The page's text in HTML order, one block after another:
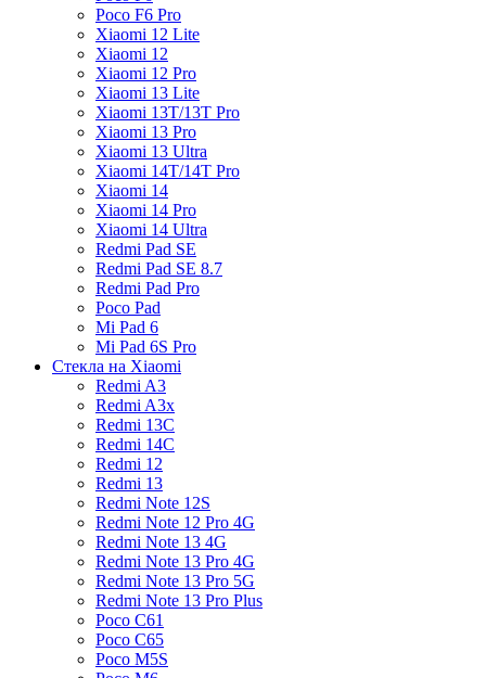
Poco F6 Pro
Xiaomi 12 Lite
Xiaomi 12
Xiaomi 12 Pro
Xiaomi 13 Lite
Xiaomi 13T/13T Pro
Xiaomi 13 Pro
Xiaomi 13 Ultra
Xiaomi 14T/14T Pro
Xiaomi 14
Xiaomi 14 Pro
Xiaomi 14 Ultra
Redmi Pad SE
Redmi Pad SE 8.7
Redmi Pad Pro
Poco Pad
Mi Pad 6
Mi Pad 6S Pro
Стекла на Xiaomi
Redmi A3
Redmi A3x
Redmi 13C
Redmi 14C
Redmi 12
Redmi 13
Redmi Note 12S
Redmi Note 12 Pro 4G
Redmi Note 13 4G
Redmi Note 13 Pro 4G
Redmi Note 13 Pro 5G
Redmi Note 13 Pro Plus
Poco C61
Poco C65
Poco M5S